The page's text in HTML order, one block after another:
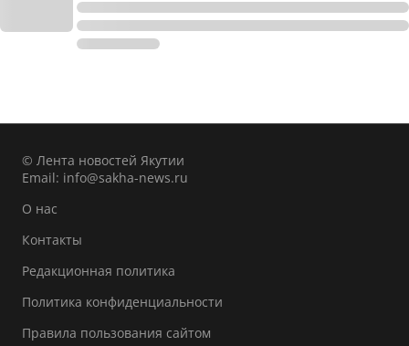
© Лента новостей Якутии
Email: info@sakha-news.ru
О нас
Контакты
Редакционная политика
Политика конфиденциальности
Правила пользования сайтом